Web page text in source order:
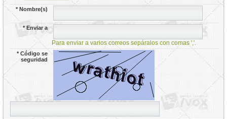
*Nombre(s)
*Enviar a
Para enviar a varios correos sepáralos con comas ','.
*Código se
seguridad